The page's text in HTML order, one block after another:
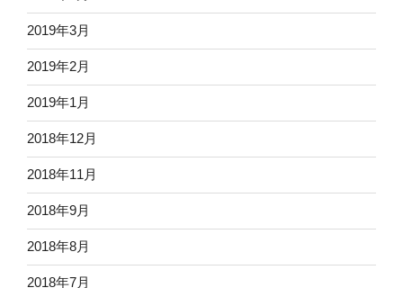
2019年3月
2019年2月
2019年1月
2018年12月
2018年11月
2018年9月
2018年8月
2018年7月